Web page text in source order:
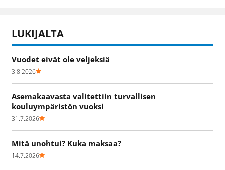
LUKIJALTA
Vuodet eivät ole veljeksiä
3.8.2026
Asemakaavasta valitettiin turvallisen
kouluympäristön vuoksi
31.7.2026
Mitä unohtui? Kuka maksaa?
14.7.2026